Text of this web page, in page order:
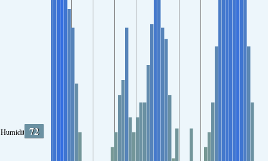
Humidity 72